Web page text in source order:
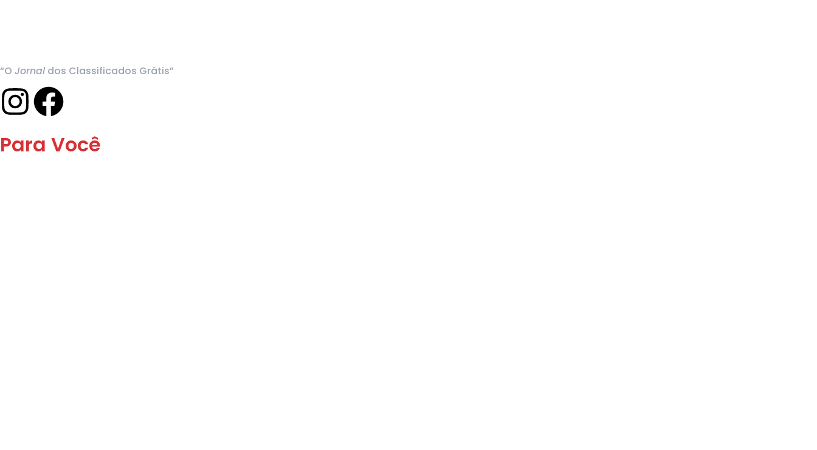
“O Jornal dos Classificados Grátis”
Para Você